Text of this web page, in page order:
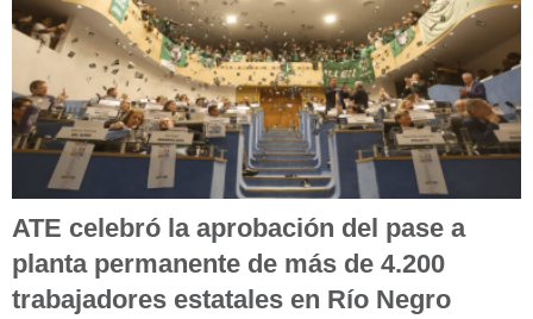
ATE celebró la aprobación del pase a
planta permanente de más de 4.200
trabajadores estatales en Río Negro